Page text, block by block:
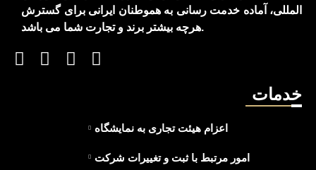
المللی، آماده خدمت رسانی به هموطنان ایرانی برای گسترش
هرچه بیشتر برند و تجارت شما می باشد.
خدمات
اعزام هیئت تجاری به نمایشگاه
امور مرتبط با ثبت و تغییرات شرکت